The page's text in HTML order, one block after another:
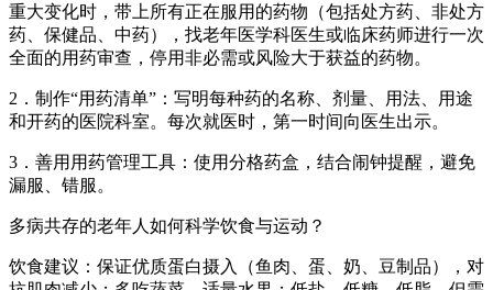
重大变化时，带上所有正在服用的药物（包括处方药、非处方
药、保健品、中药），找老年医学科医生或临床药师进行一次
全面的用药审查，停用非必需或风险大于获益的药物。
2．制作“用药清单”：写明每种药的名称、剂量、用法、用途
和开药的医院科室。每次就医时，第一时间向医生出示。
3．善用用药管理工具：使用分格药盒，结合闹钟提醒，避免
漏服、错服。
多病共存的老年人如何科学饮食与运动？
饮食建议：保证优质蛋白摄入（鱼肉、蛋、奶、豆制品），对